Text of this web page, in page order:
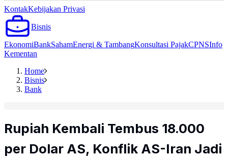
KontakKebijakan Privasi
Bisnis
EkonomiBankSahamEnergi & TambangKonsultasi PajakCPNSInfo
Kementan
Home
Bisnis
Bank
Rupiah Kembali Tembus 18.000
per Dolar AS, Konflik AS-Iran Jadi